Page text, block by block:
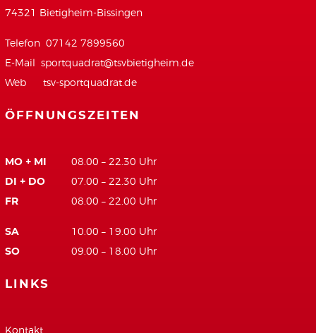
74321 Bietigheim-Bissingen
Telefon 07142 7899560
E-Mail sportquadrat@tsvbietigheim.de
Web tsv-sportquadrat.de
ÖFFNUNGSZEITEN
MO + MI 08.00 – 22.30 Uhr
DI + DO 07.00 – 22.30 Uhr
FR 08.00 – 22.00 Uhr
SA 10.00 – 19.00 Uhr
SO 09.00 – 18.00 Uhr
LINKS
Kontakt